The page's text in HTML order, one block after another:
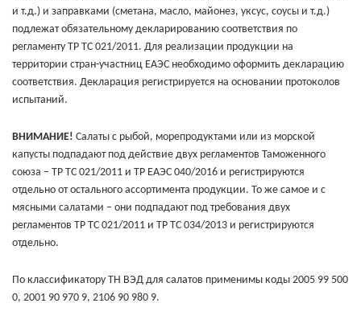
и т.д.) и заправками (сметана, масло, майонез, уксус, соусы и т.д.)
подлежат обязательному декларированию соответствия по
регламенту ТР ТС 021/2011. Для реализации продукции на
территории стран-участниц ЕАЭС необходимо оформить декларацию
соответствия. Декларация регистрируется на основании протоколов
испытаний.
ВНИМАНИЕ! Салаты с рыбой, морепродуктами или из морской
капусты подпадают под действие двух регламентов Таможенного
союза – ТР ТС 021/2011 и ТР ЕАЭС 040/2016 и регистрируются
отдельно от остального ассортимента продукции. То же самое и с
мясными салатами – они подпадают под требования двух
регламентов ТР ТС 021/2011 и ТР ТС 034/2013 и регистрируются
отдельно.
По классификатору ТН ВЭД для салатов применимы коды 2005 99 500
0, 2001 90 970 9, 2106 90 980 9.